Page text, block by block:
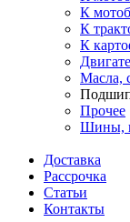
К
К
К
Масла,
Прочее
Шины,
Доставка
Рассрочка
Статьи
Контакты